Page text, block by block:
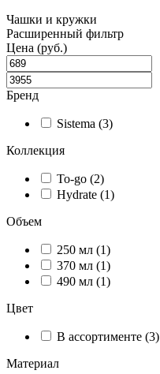
Чашки и кружки
Расширенный фильтр
Цена (руб.)
Бренд
Sistema (3)
Коллекция
To-go (2)
Hydrate (1)
Объем
250 мл (1)
370 мл (1)
490 мл (1)
Цвет
В ассортименте (3)
Материал